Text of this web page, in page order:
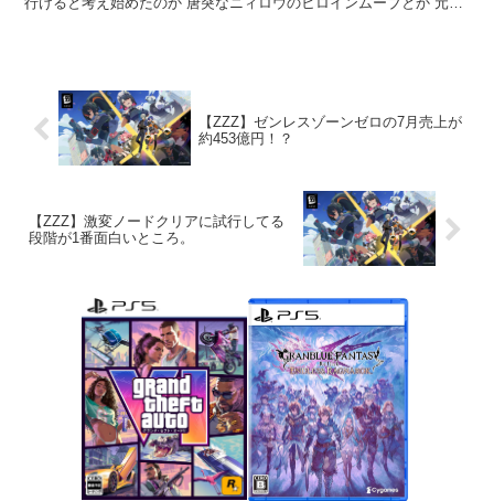
【ZZZ】ゼンレスゾーンゼロの7月売上が
約453億円！？
【ZZZ】激変ノードクリアに試行してる
段階が1番面白いところ。